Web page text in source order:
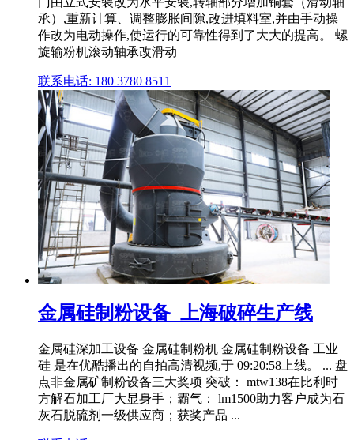
承）,重新计算、调整膨胀间隙,改进填料室,并由手动操
作改为电动操作,使运行的可靠性得到了大大的提高。 螺
旋输粉机滚动轴承改滑动
联系电话: 180 3780 8511
金属硅制粉设备_上海破碎生产线
金属硅深加工设备 金属硅制粉机 金属硅制粉设备 工业
硅 是在优酷播出的自拍高清视频,于 09:20:58上线。 ... 盘
点非金属矿制粉设备三大奖项 突破： mtw138在比利时
方解石加工厂大显身手；霸气： lm1500助力客户成为石
灰石脱硫剂一级供应商；获奖产品 ...